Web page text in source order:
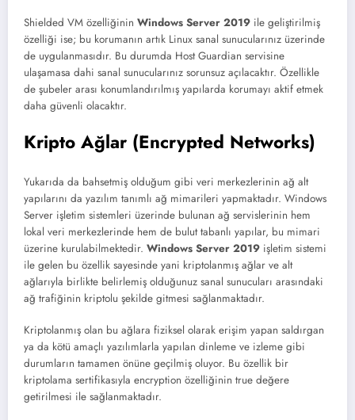
Shielded VM özelliğinin Windows Server 2019 ile geliştirilmiş
özelliği ise; bu korumanın artık Linux sanal sunucularınız üzerinde
de uygulanmasıdır. Bu durumda Host Guardian servisine
ulaşamasa dahi sanal sunucularınız sorunsuz açılacaktır. Özellikle
de şubeler arası konumlandırılmış yapılarda korumayı aktif etmek
daha güvenli olacaktır.
Kripto Ağlar (Encrypted Networks)
Yukarıda da bahsetmiş olduğum gibi veri merkezlerinin ağ alt
yapılarını da yazılım tanımlı ağ mimarileri yapmaktadır. Windows
Server işletim sistemleri üzerinde bulunan ağ servislerinin hem
lokal veri merkezlerinde hem de bulut tabanlı yapılar, bu mimari
üzerine kurulabilmektedir. Windows Server 2019 işletim sistemi
ile gelen bu özellik sayesinde yani kriptolanmış ağlar ve alt
ağlarıyla birlikte belirlemiş olduğunuz sanal sunucuları arasındaki
ağ trafiğinin kriptolu şekilde gitmesi sağlanmaktadır.
Kriptolanmış olan bu ağlara fiziksel olarak erişim yapan saldırgan
ya da kötü amaçlı yazılımlarla yapılan dinleme ve izleme gibi
durumların tamamen önüne geçilmiş oluyor. Bu özellik bir
kriptolama sertifikasıyla encryption özelliğinin true değere
getirilmesi ile sağlanmaktadır.